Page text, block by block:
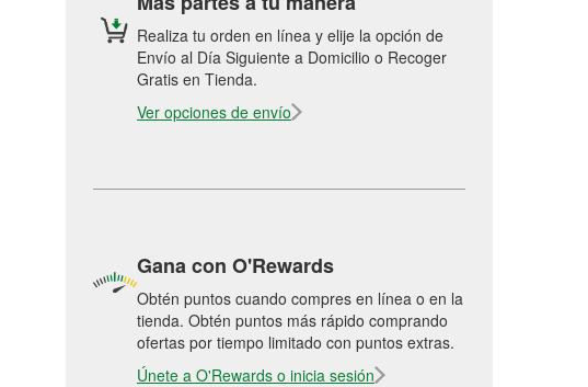
Realiza tu orden en línea y elije la opción de
Envío al Día Siguiente a Domicilio o Recoger
Gratis en Tienda.
Ver opciones de envío
Gana con O'Rewards
Obtén puntos cuando compres en línea o en la
tienda. Obtén puntos más rápido comprando
ofertas por tiempo limitado con puntos extras.
Únete a O'Rewards o inicia sesión